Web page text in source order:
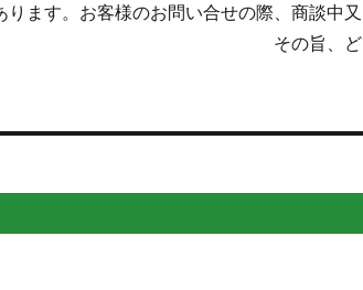
ます。お客様のお問い合せの際、商談中又
その旨、